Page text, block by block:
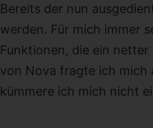
Bereits der nun
werden. Für mich immer
Funktionen, die ein
von Nova fragte ich mich
kümmere ich mich nicht